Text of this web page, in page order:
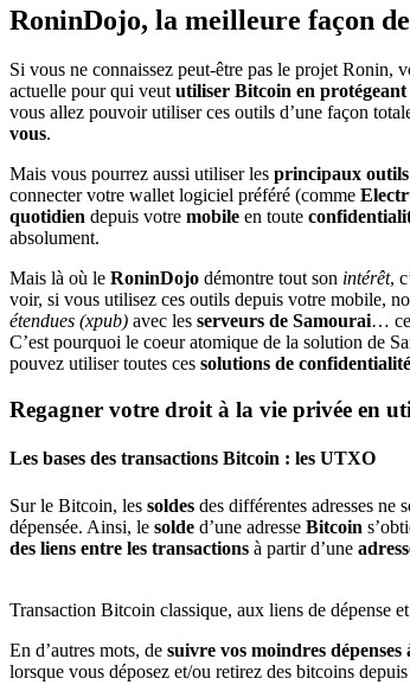
RoninDojo, la meilleure façon
Si vous ne connaissez peut-être pas le projet Ronin,
actuelle pour qui veututiliser Bitcoin en protégeant
vous allez pouvoir utiliser ces outils d’une façon
vous.
Mais vous pourrez aussi utiliser les principaux
connecter votre wallet logiciel préféré (comme
quotidien depuis votre mobile en toute
absolument.
Mais là où le RoninDojo démontre tout son intérêt,
voir, si vous utilisez ces outils depuis votre mobile,
étendues (xpub) avec les serveurs de Samourai… ce
C’est pourquoi le coeur atomique de la solution de
pouvez utiliser toutes ces solutions de
Regagner votre droit à la vie privée en
Les bases des transactions Bitcoin : les UTXO
Sur le Bitcoin, les soldes des différentes adresses ne
dépensée. Ainsi, le solde d’une adresse Bitcoin
des liens entre les transactions à partir d’une
Transaction Bitcoin classique, aux liens de dépense
En d’autres mots, de suivre vos moindres dépenses
lorsque vous déposez et/ou retirez des bitcoins depuis